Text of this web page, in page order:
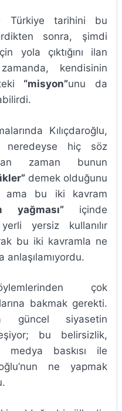
Türkiye tarihini bu
sonra, şimdi
yola çıktığını ilan
kendisinin
“misyon”unu da
Kılıçdaroğlu,
neredeyse hiç söz
zaman bunun
demek olduğunu
ama bu iki kavram
yağması”içinde
yersiz kullanılır
bu iki kavramla ne
anlaşılamıyordu.
çok
bakmak gerekti.
güncel siyasetin
bu belirsizlik,
medya baskısı ile
ne yapmak